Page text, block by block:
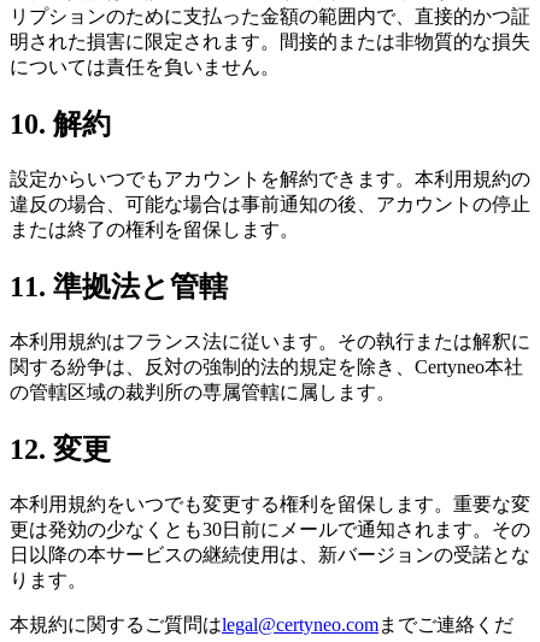
リプションのために支払った金額の範囲内で、直接的かつ証
明された損害に限定されます。間接的または非物質的な損失
については責任を負いません。
10. 解約
設定からいつでもアカウントを解約できます。本利用規約の
違反の場合、可能な場合は事前通知の後、アカウントの停止
または終了の権利を留保します。
11. 準拠法と管轄
本利用規約はフランス法に従います。その執行または解釈に
関する紛争は、反対の強制的法的規定を除き、Certyneo本社
の管轄区域の裁判所の専属管轄に属します。
12. 変更
本利用規約をいつでも変更する権利を留保します。重要な変
更は発効の少なくとも30日前にメールで通知されます。その
日以降の本サービスの継続使用は、新バージョンの受諾とな
ります。
本規約に関するご質問はlegal@certyneo.comまでご連絡くだ